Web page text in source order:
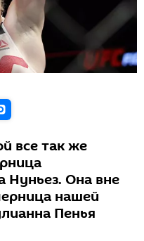
все так же
Нуньез. Она вне
нашей
Пенья